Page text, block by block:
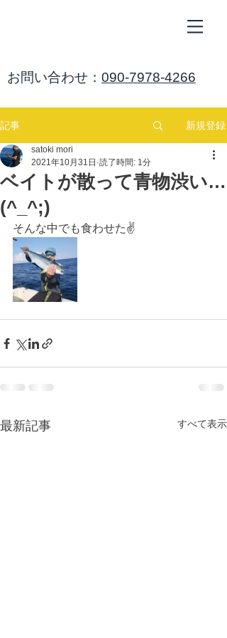
​お問い合わせ： 090-7978-4266
記事 新規登録
ベイトが散って青物渋い…
(^_^;)
satoki mori
2021年10月31日 読了時間: 1分
そんな中でも食わせた✌️
最新記事 すべて表示